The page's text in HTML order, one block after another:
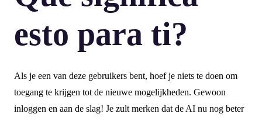
esto para ti?
Als je een van deze gebruikers bent, hoef je niets te doen om
toegang te krijgen tot de nieuwe mogelijkheden. Gewoon
inloggen en aan de slag! Je zult merken dat de AI nu nog beter